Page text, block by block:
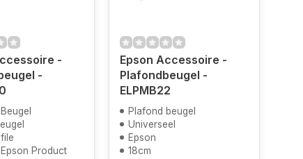
-
-
Product
Epson Accessoire -
Plafondbeugel -
ELPMB22
Plafond beugel
Universeel
Epson
18cm